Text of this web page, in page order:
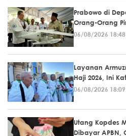
Prabowo di
Orang-Orang
06/08/2026 18:48
Layanan
Haji 2026, Ini
06/08/2026 18:09
Utang Kopdes
Dibayar APBN,